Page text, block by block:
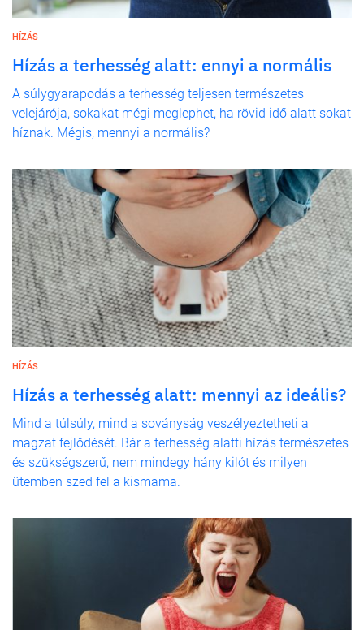
HÍZÁS
Hízás a terhesség alatt: ennyi a normális
A súlygyarapodás a terhesség teljesen természetes
velejárója, sokakat mégi meglephet, ha rövid idő alatt sokat
híznak. Mégis, mennyi a normális?
HÍZÁS
Hízás a terhesség alatt: mennyi az ideális?
Mind a túlsúly, mind a soványság veszélyeztetheti a
magzat fejlődését. Bár a terhesség alatti hízás természetes
és szükségszerű, nem mindegy hány kilót és milyen
ütemben szed fel a kismama.